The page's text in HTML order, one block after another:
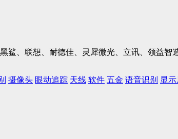
鲨、联想、耐德佳、灵犀微光、立讯、领益智
摄像头 眼动追踪 天线 软件 五金 语音识别 显